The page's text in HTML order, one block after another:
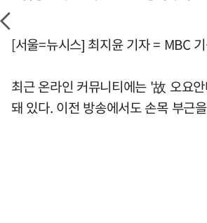
[서울=뉴시스] 최지윤 기자 = MBC
최근 온라인 커뮤니티에는 '故 오요
돼 있다. 이전 방송에서도 손목 부근